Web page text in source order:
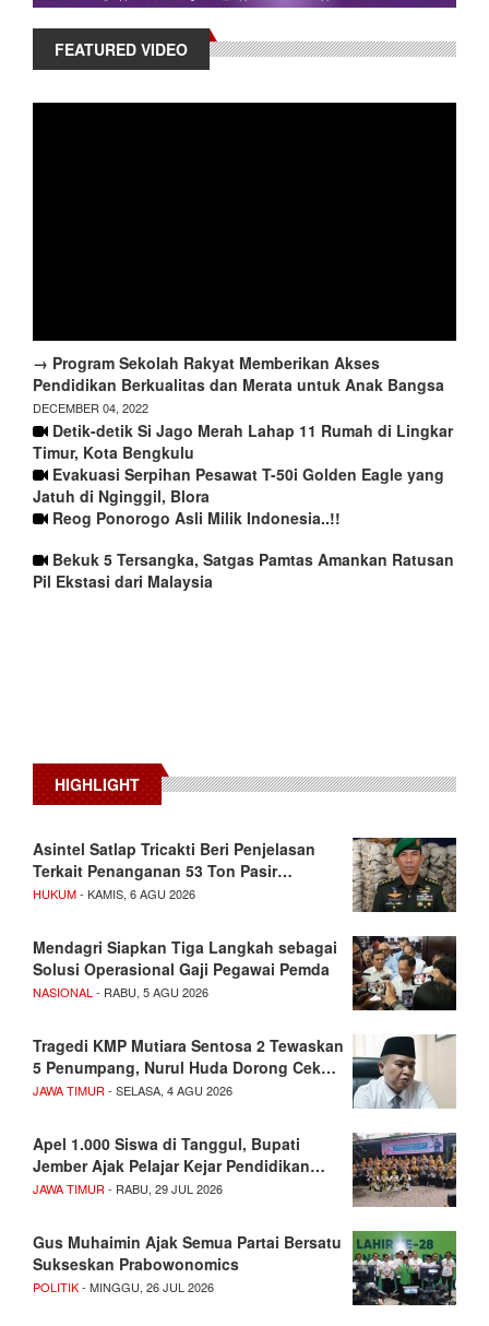
FEATURED VIDEO
→ Program Sekolah Rakyat Memberikan Akses
Pendidikan Berkualitas dan Merata untuk Anak Bangsa
DECEMBER 04, 2022
Detik-detik Si Jago Merah Lahap 11 Rumah di Lingkar
Timur, Kota Bengkulu
Evakuasi Serpihan Pesawat T-50i Golden Eagle yang
Jatuh di Nginggil, Blora
Reog Ponorogo Asli Milik Indonesia..!!
Bekuk 5 Tersangka, Satgas Pamtas Amankan Ratusan
Pil Ekstasi dari Malaysia
HIGHLIGHT
Asintel Satlap Tricakti Beri Penjelasan
Terkait Penanganan 53 Ton Pasir…
HUKUM- KAMIS, 6 AGU 2026
Mendagri Siapkan Tiga Langkah sebagai
Solusi Operasional Gaji Pegawai Pemda
NASIONAL - RABU, 5 AGU 2026
Tragedi KMP Mutiara Sentosa 2 Tewaskan
5 Penumpang, Nurul Huda Dorong Cek…
JAWA TIMUR - SELASA, 4 AGU 2026
Apel 1.000 Siswa di Tanggul, Bupati
Jember Ajak Pelajar Kejar Pendidikan…
JAWA TIMUR - RABU, 29 JUL 2026
Gus Muhaimin Ajak Semua Partai Bersatu
Sukseskan Prabowonomics
POLITIK- MINGGU, 26 JUL 2026